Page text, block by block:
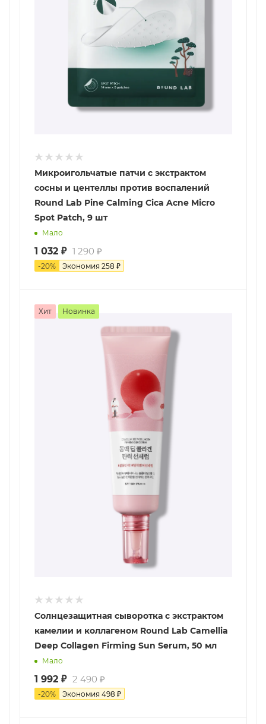
Микроигольчатые патчи с экстрактом
сосны и центеллы против воспалений
Round Lab Pine Calming Cica Acne Micro
Spot Patch, 9 шт
Мало
1 032 ₽ 1 290 ₽
-20% Экономия 258 ₽
Хит Новинка
Солнцезащитная сыворотка с экстрактом
камелии и коллагеном Round Lab Camellia
Deep Collagen Firming Sun Serum, 50 мл
Мало
1 992 ₽ 2 490 ₽
-20% Экономия 498 ₽